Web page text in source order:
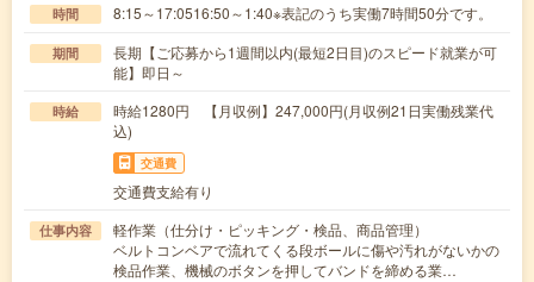
時間 8:15～17:0516:50～1:40※表記のうち実働7時間50分です。
期間
長期【ご応募から1週間以内(最短2日目)のスピード就業が可
能】即日～
時給
時給1280円 【月収例】247,000円(月収例21日実働残業代
込)
交通費
交通費支給有り
仕事内容
軽作業（仕分け・ピッキング・検品、商品管理）
ベルトコンベアで流れてくる段ボールに傷や汚れがないかの
検品作業、機械のボタンを押してバンドを締める業…